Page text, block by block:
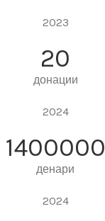
2023
20
донации
2024
1400000
денари
2024